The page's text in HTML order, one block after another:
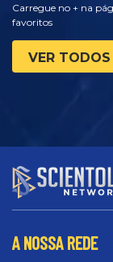
Carregue no + na
favoritos
VER
A NOSSA REDE